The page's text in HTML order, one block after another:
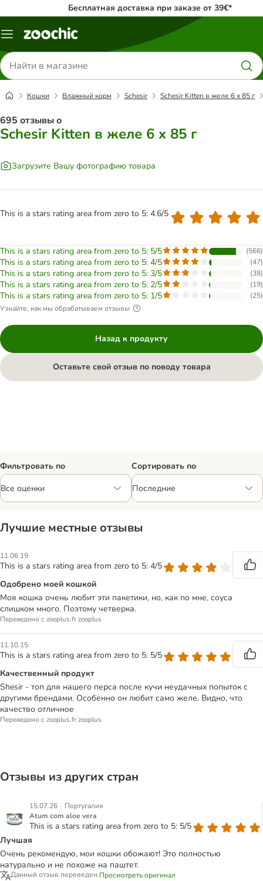
Бесплатная доставка при заказе от 39€*
Каталог
Поиск
товаров
Кошки Влажный корм Schesir Schesir Kitten в желе 6 x 85 г
695 отзывы о
Schesir Kitten в желе 6 x 85 г
Загрузите Вашу фотографию товара
This is a stars rating area from zero to 5: 4.6/5
This is a stars rating area from zero to 5: 5/5 (566)
This is a stars rating area from zero to 5: 4/5 (47)
This is a stars rating area from zero to 5: 3/5 (38)
This is a stars rating area from zero to 5: 2/5 (19)
This is a stars rating area from zero to 5: 1/5 (25)
Узнайте, как мы обрабатываем отзывы
Назад к продукту
Оставьте свой отзыв по поводу товара
Фильтровать по Сортировать по
Лучшие местные отзывы
11.06.19
This is a stars rating area from zero to 5: 4/5
Одобрено моей кошкой
Моя кошка очень любит эти пакетики, но, как по мне, соуса
слишком много. Поэтому четверка.
Переведено с zooplus.fr zooplus
11.10.15
This is a stars rating area from zero to 5: 5/5
Качественный продукт
Shesir - топ для нашего перса после кучи неудачных попыток с
другими брендами. Особенно он любит само желе. Видно, что
качество отличное
Переведено с zooplus.fr zooplus
Отзывы из других стран
15.07.26 | Португалия
Atum com aloe vera
This is a stars rating area from zero to 5: 5/5
Лучшая
Очень рекомендую, мои кошки обожают! Это полностью
натурально и не похоже на паштет.
Данный отзыв переведен.Просмотреть оригинал